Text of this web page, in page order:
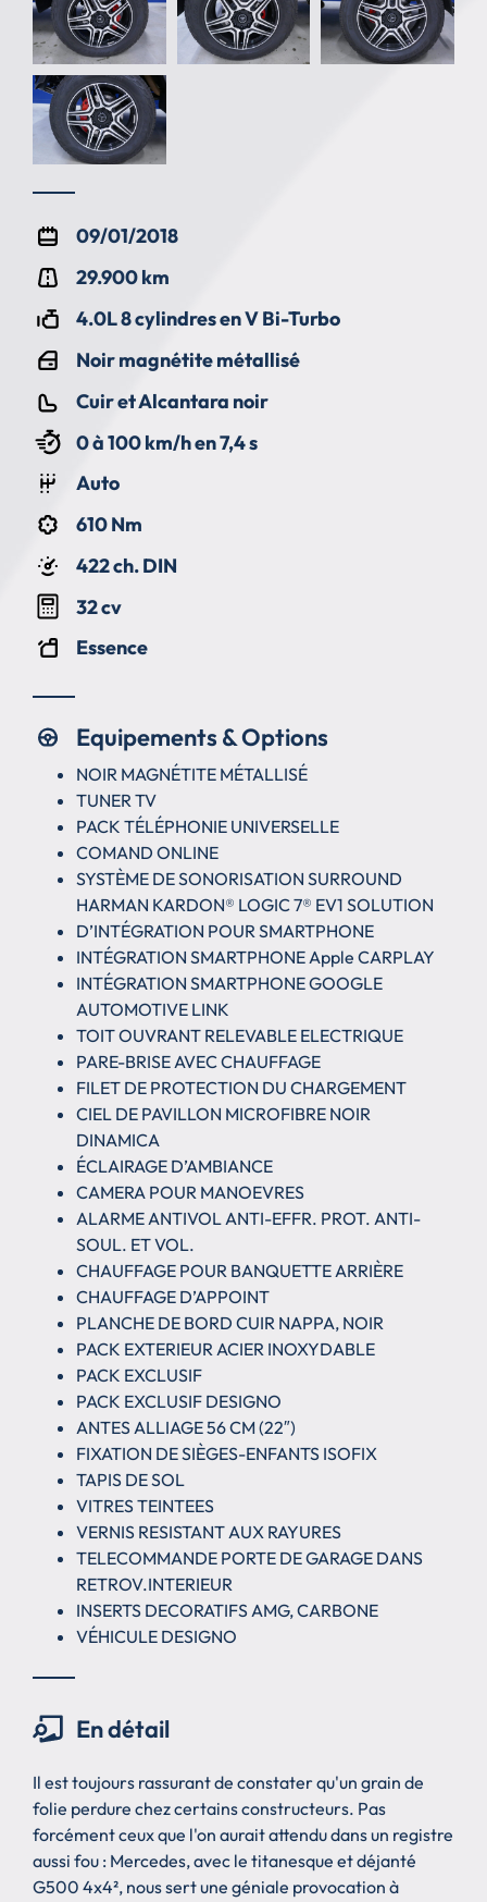
09/01/2018
29.900 km
4.0L 8 cylindres en V Bi-Turbo
Noir magnétite métallisé
Cuir et Alcantara noir
0 à 100 km/h en 7,4 s
Auto
610 Nm
422 ch. DIN
32 cv
Essence
Equipements & Options
NOIR MAGNÉTITE MÉTALLISÉ
TUNER TV
PACK TÉLÉPHONIE UNIVERSELLE
COMAND ONLINE
SYSTÈME DE SONORISATION SURROUND
HARMAN KARDON® LOGIC 7® EV1 SOLUTION
D’INTÉGRATION POUR SMARTPHONE
INTÉGRATION SMARTPHONE Apple CARPLAY
INTÉGRATION SMARTPHONE GOOGLE
AUTOMOTIVE LINK
TOIT OUVRANT RELEVABLE ELECTRIQUE
PARE-BRISE AVEC CHAUFFAGE
FILET DE PROTECTION DU CHARGEMENT
CIEL DE PAVILLON MICROFIBRE NOIR
DINAMICA
ÉCLAIRAGE D’AMBIANCE
CAMERA POUR MANOEVRES
ALARME ANTIVOL ANTI-EFFR. PROT. ANTI-
SOUL. ET VOL.
CHAUFFAGE POUR BANQUETTE ARRIÈRE
CHAUFFAGE D’APPOINT
PLANCHE DE BORD CUIR NAPPA, NOIR
PACK EXTERIEUR ACIER INOXYDABLE
PACK EXCLUSIF
PACK EXCLUSIF DESIGNO
ANTES ALLIAGE 56 CM (22″)
FIXATION DE SIÈGES-ENFANTS ISOFIX
TAPIS DE SOL
VITRES TEINTEES
VERNIS RESISTANT AUX RAYURES
TELECOMMANDE PORTE DE GARAGE DANS
RETROV.INTERIEUR
INSERTS DECORATIFS AMG, CARBONE
VÉHICULE DESIGNO
En détail
Il est toujours rassurant de constater qu'un grain de
folie perdure chez certains constructeurs. Pas
forcément ceux que l'on aurait attendu dans un registre
aussi fou : Mercedes, avec le titanesque et déjanté
G500 4x4², nous sert une géniale provocation à